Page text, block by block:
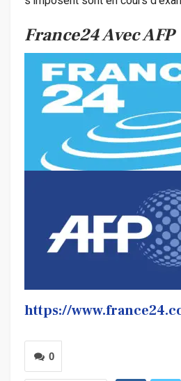
France24 Avec AFP
https://
0